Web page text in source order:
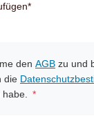
*
den AGB zu und
die
habe. *